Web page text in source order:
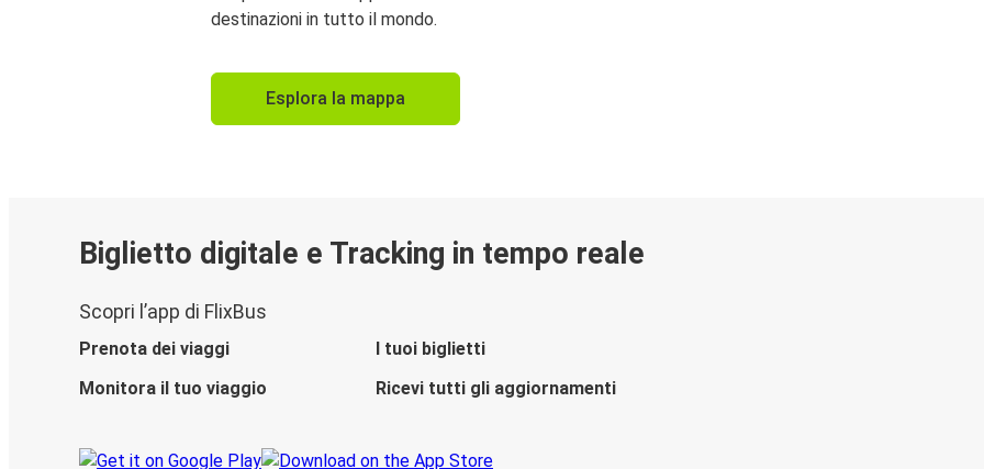
destinazioni in tutto il mondo.
Esplora la mappa
Biglietto digitale e Tracking in tempo reale
Scopri l’app di FlixBus
Prenota dei viaggi
I tuoi biglietti
Monitora il tuo viaggio
Ricevi tutti gli aggiornamenti